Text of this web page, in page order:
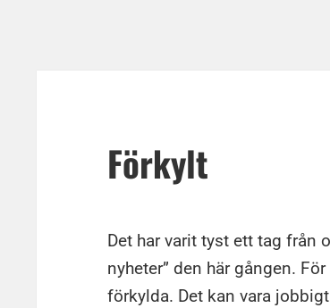
Förkylt
Det har varit tyst ett tag från
nyheter” den här gången.
förkylda. Det kan vara